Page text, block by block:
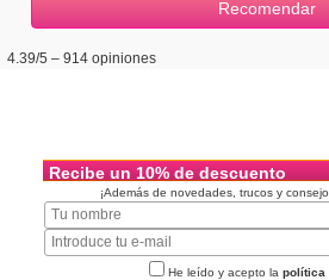
4.39/5 – 914 opiniones
Recibe un 10% de descuento
¡Además de novedades, trucos y
He leído y acepto la política